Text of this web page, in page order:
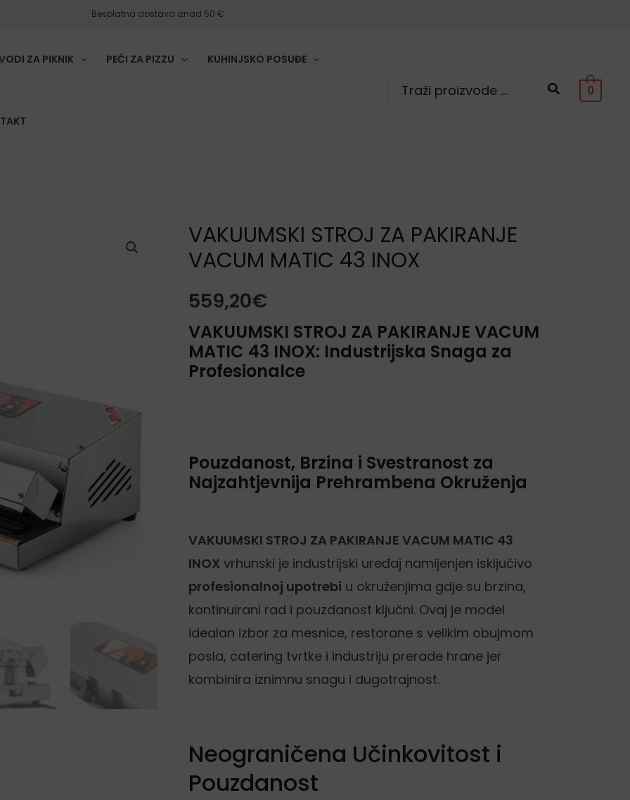
Besplatna dostava iznad 50 €
ZA PIKNIK PEĆI ZA PIZZU KUHINJSKO POSUĐE
Search
for:
0
VAKUUMSKI STROJ ZA PAKIRANJE
VACUM MATIC 43 INOX
559,20€
VAKUUMSKI STROJ ZA PAKIRANJE VACUM
MATIC 43 INOX: Industrijska Snaga za
Profesionalce
Pouzdanost, Brzina i Svestranost za
Najzahtjevnija Prehrambena Okruženja
VAKUUMSKI STROJ ZA PAKIRANJE VACUM MATIC 43
INOX vrhunski je industrijski uređaj namijenjen isključivo
profesionalnoj upotrebi u okruženjima gdje su brzina,
kontinuirani rad i pouzdanost ključni. Ovaj je model
idealan izbor za mesnice, restorane s velikim obujmom
posla, catering tvrtke i industriju prerade hrane jer
kombinira iznimnu snagu i dugotrajnost.
Neograničena Učinkovitost i
Pouzdanost
VAKUUMSKI
STROJ
PAKIRANJE
VACUM
MATIC
43